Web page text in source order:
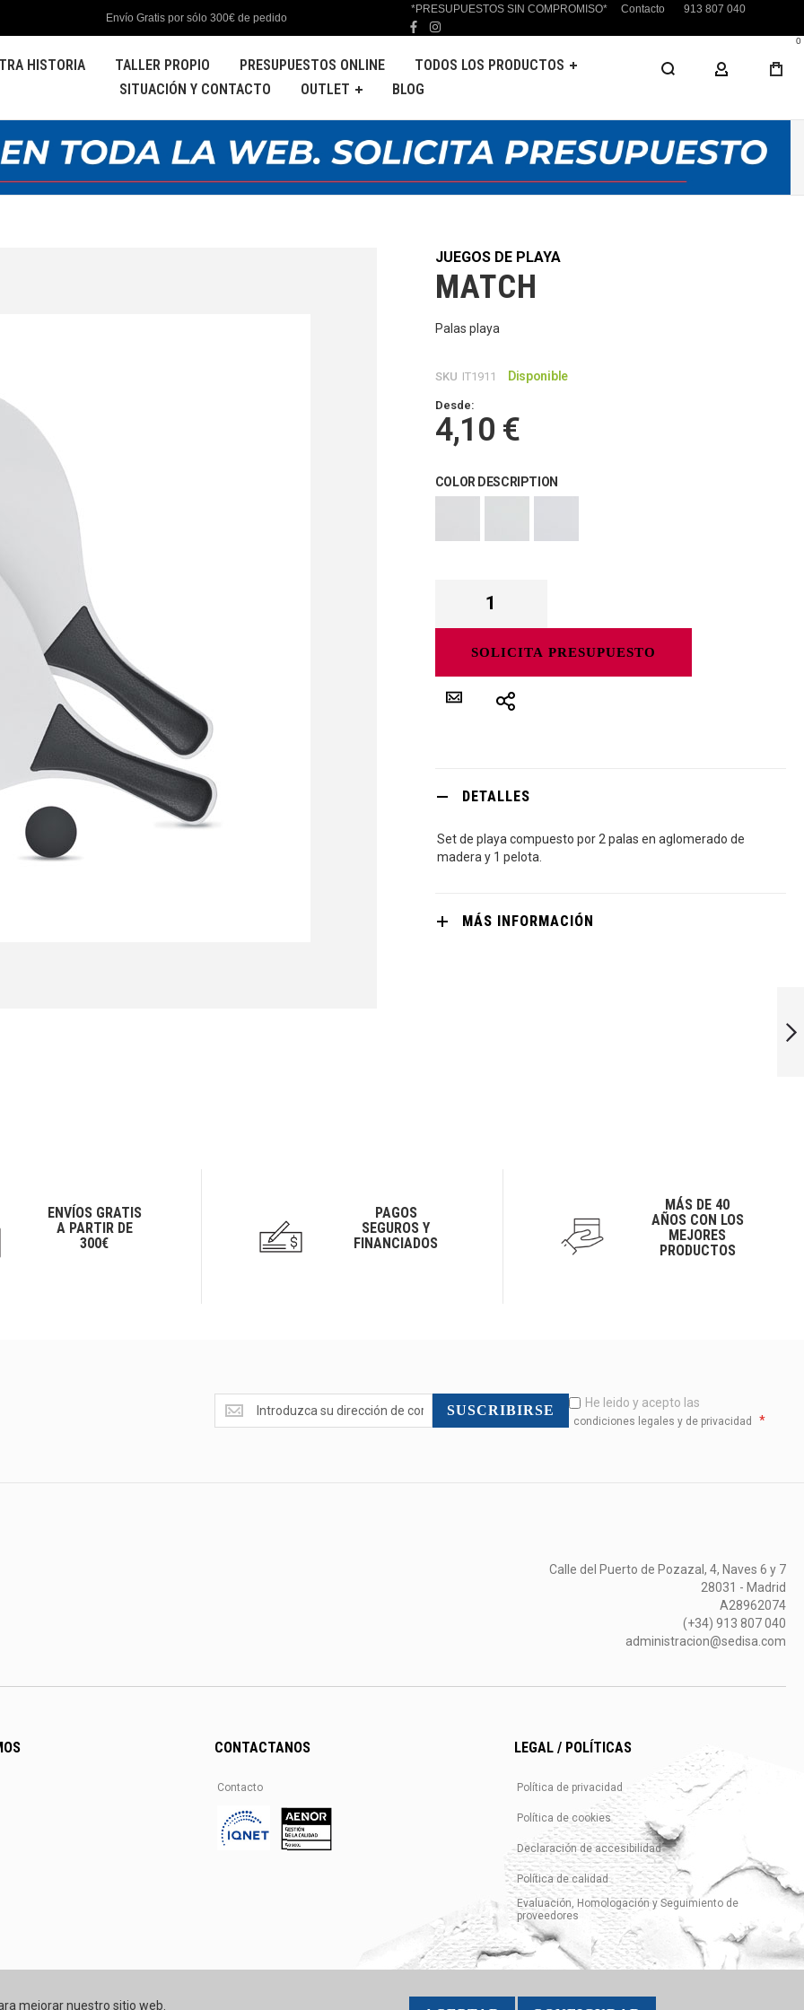
Envío Gratis por sólo 300€ de pedido
*PRESUPUESTOS SIN COMPROMISO* Contacto 913 807 040
facebook
instagram
HISTORIA TALLER PROPIO PRESUPUESTOS ONLINE
TODOS LOS PRODUCTOS
SITUACIÓN Y CONTACTO
OUTLET BLOG
MI CUENTA
0
JUEGOS DE PLAYA
MATCH
Palas playa
SKU IT1911 Disponible
Desde:
4,10 €
COLOR DESCRIPTION
SOLICITA PRESUPUESTO
DETALLES
Set de playa compuesto por 2 palas en aglomerado de
madera y 1 pelota.
MÁS INFORMACIÓN
ENVÍOS GRATIS
A PARTIR DE
300€
PAGOS
SEGUROS Y
FINANCIADOS
MÁS DE 40
AÑOS CON LOS
MEJORES
PRODUCTOS
Ofertas
<br>Novedades
SUSCRIBIRSE He leido y acepto las
condiciones legales y de privacidad *
Calle del Puerto de Pozazal, 4, Naves 6 y 7
28031 - Madrid
A28962074
(+34) 913 807 040
administracion@sedisa.com
CONTACTANOS
Contacto
LEGAL / POLÍTICAS
Política de privacidad
Política de cookies
Declaración de accesibilidad
Política de calidad
Evaluación, Homologación y Seguimiento de
proveedores
mejorar nuestro sitio web.